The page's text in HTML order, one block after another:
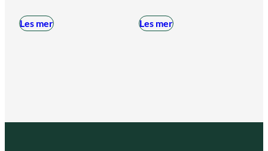
Les mer Les mer